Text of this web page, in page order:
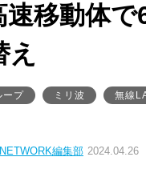
速移動体
え
ープ ミリ波 無線
編集部 2024.04.26